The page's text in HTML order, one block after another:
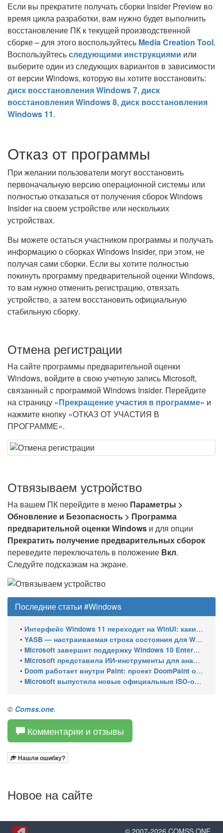
Если вы прекратите получать сборки Insider Preview во
время цикла разработки, вам нужно будет выполнить
восстановление ПК к текущей производственной
сборке – для этого воспользуйтесь Media Creation Tool.
Воспользуйтесьследующими инструкциями или
выберите один из следующих вариантов в зависимости
от версии Windows, которую вы хотите восстановить:
диск восстановления Windows 7, диск
восстановления Windows 8, диск восстановления
Windows 11.
Отказ от программы
При желании пользователи могут восстановить
первоначальную версию операционной системы или
полностью отказаться от получения сборок Windows
Insider на своем устройстве или нескольких
устройствах.
Вы можете остаться участником программы и получать
информацию о сборках Windows Insider, при этом, не
получая сами сборки. Если вы хотите полностью
покинуть программу предварительной оценки Windows,
то вам нужно отменить регистрацию, отвязать
устройство, а затем восстановить официальную
стабильную сборку.
Отмена регистрации
На сайте программы предварительной оценки
Windows, войдите в свою учетную запись Microsoft,
связанный с программой Windows Insider. Перейдите
на страницу «Прекращение участия в программе» и
нажмите кнопку «ОТКАЗ ОТ УЧАСТИЯ В
ПРОГРАММЕ».
Отвязываем устройство
На вашем ПК перейдите в меню Параметры >
Обновление и Безопасность > Программа
предварительной оценки Windows и для опции
Прекратить получение предварительных сборок
переведите переключатель в положение Вкл.
Следуйте подсказкам на экране.
Последние статьи #Windows
• Интерфейс Windows 11 переходит на WinUI: какие системные элементы обновит Microsoft
• YASB — настраиваемая строка состояния для Windows с виджетами и поддержкой нескольких мониторов
• Microsoft завершит поддержку Windows 10 Enterprise LTSC 2021 в январе 2027 года. ESU продлят обновления до января 2030 года
• Microsoft представила ИИ-инструменты для анализа производительности Windows: ETW MCP и WPA MCP
• Doom работает внутри Paint: проект DoomPaint от технического директора Microsoft Azure
• Microsoft выпустила новые официальные ISO-образы Windows 11 для инсайдеров
© Comss.one.